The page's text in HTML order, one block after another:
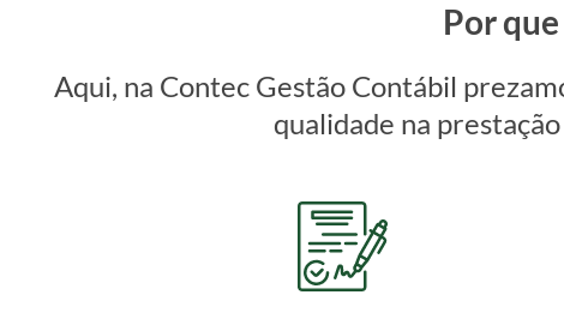
Por
Aqui, na Contec Gestão Contábil
qualidade na